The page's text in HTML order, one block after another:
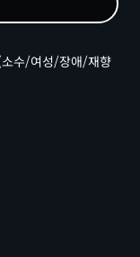
수/여성/장애/재향